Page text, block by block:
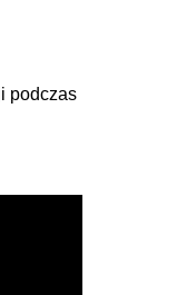
podczas